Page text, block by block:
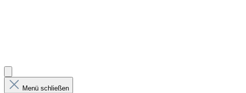
Menü schließen